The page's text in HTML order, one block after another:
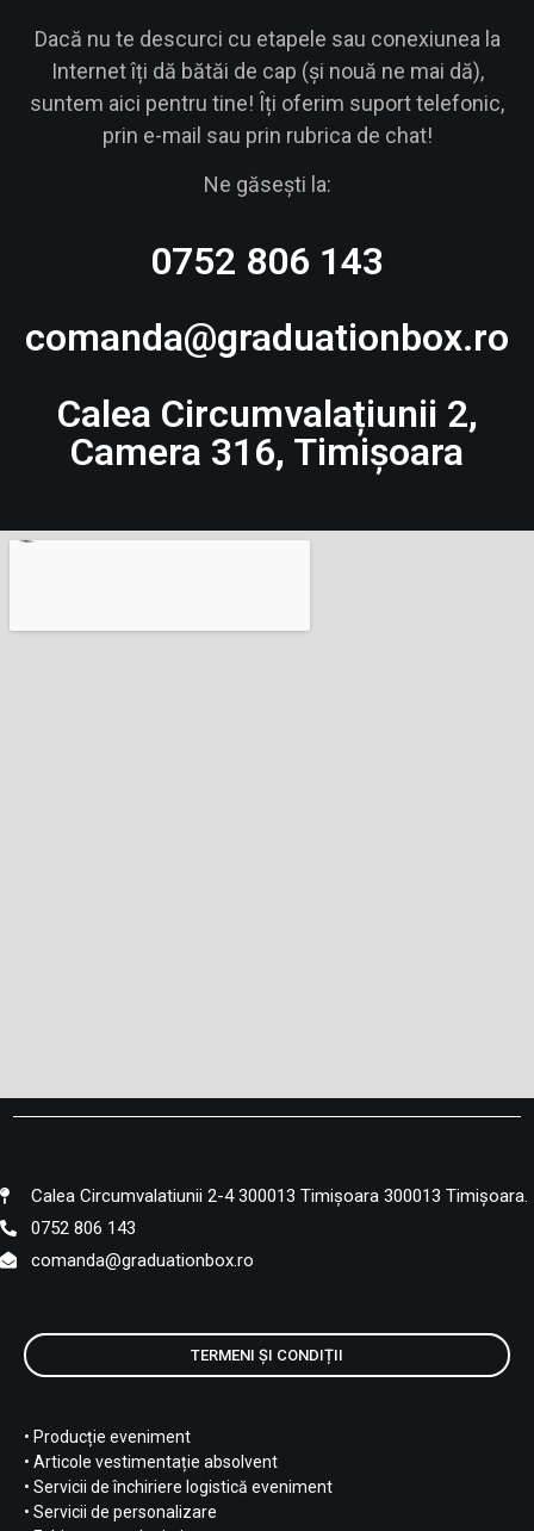
Dacă nu te descurci cu etapele sau conexiunea la
Internet îți dă bătăi de cap (și nouă ne mai dă),
suntem aici pentru tine! Îți oferim suport telefonic,
prin e-mail sau prin rubrica de chat!
Ne găsești la:
0752 806 143
comanda@graduationbox.ro
Calea Circumvalațiunii 2,
Camera 316, Timișoara
Calea Circumvalatiunii 2-4 300013 Timișoara 300013 Timișoara.
0752 806 143
comanda@graduationbox.ro
TERMENI ȘI CONDIȚII
• Producție eveniment
• Articole vestimentație absolvent
• Servicii de închiriere logistică eveniment
• Servicii de personalizare